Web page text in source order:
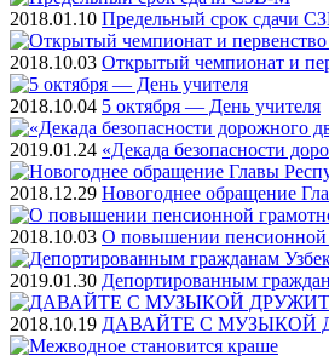
2018.01.10 Предельный срок сдачи
2018.10.03 Открытый чемпионат и
2018.10.04 5 октября — День учителя
2019.01.24 «Декада безопасности
2018.12.29 Новогоднее обращение
2018.10.03 О повышении пенсионной
2019.01.30 Депортированным
2018.10.19 ДАВАЙТЕ С МУЗЫКОЙ